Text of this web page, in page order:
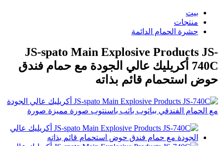
بيت
منتجات
حشرة الحمام الدائمة
JS-spato Main Explosive Products JS-
740C أكريليك عالي الجودة مع حمام فندق
حوض استحمام قائم بذاته